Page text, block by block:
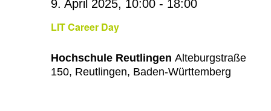
LIT Career Day
9. April 2025, 10:00 - 18:00
Hochschule Reutlingen Alteburgstraße
150, Reutlingen, Baden-Württemberg